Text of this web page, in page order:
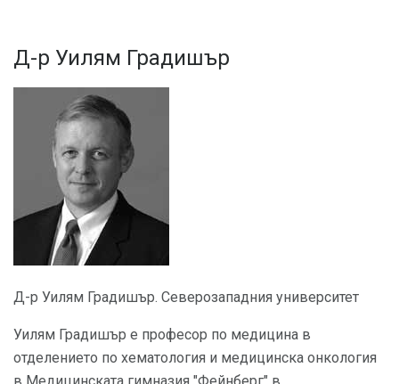
Д-р Уилям Градишър
Д-р Уилям Градишър. Северозападния университет
Уилям Градишър е професор по медицина в
отделението по хематология и медицинска онкология